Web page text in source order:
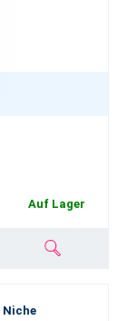
Auf Lager
Niche